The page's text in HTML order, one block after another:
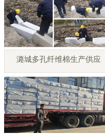
潞城多孔纤维棉生产供应